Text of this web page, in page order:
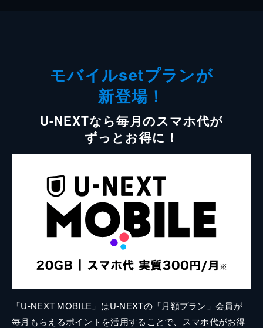
モバイルsetプランが
新登場！
U-NEXTなら毎月のスマホ代が
ずっとお得に！
「U-NEXT MOBILE」はU-NEXTの「月額プラン」会員が
毎月もらえるポイントを活用することで、スマホ代がお得